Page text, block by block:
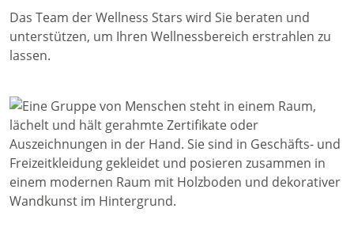
Das Team der Wellness Stars wird Sie beraten und
unterstützen, um Ihren Wellnessbereich erstrahlen zu
lassen.